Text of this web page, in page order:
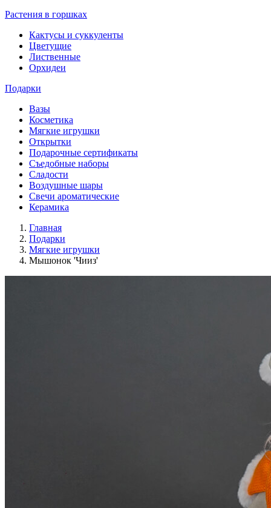
Растения в горшках
Кактусы и суккуленты
Цветущие
Лиственные
Орхидеи
Подарки
Вазы
Косметика
Мягкие игрушки
Открытки
Подарочные сертификаты
Съедобные наборы
Сладости
Воздушные шары
Свечи ароматические
Керамика
Главная
Подарки
Мягкие игрушки
Мышонок 'Чииз'